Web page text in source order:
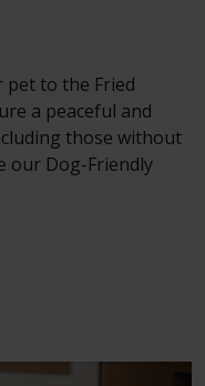
pet to the Fried
a peaceful and
those without
our Dog-Friendly